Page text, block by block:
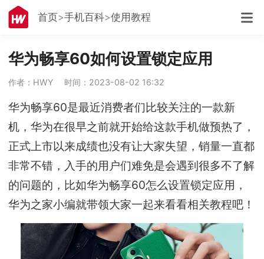
首页 手机百科 使用教程
华为畅享60如何设置锁定应用
作者：HWY 时间：2023-08-02 16:32
华为畅享60是最近消费者们比较关注的一款新
机，华为在很早之前就开始给这款手机做预热了，
正式上市以来成绩也没有让大家失望，销量一直都
非常不错，入手的用户们难免是会遇到很多不了解
的问题的，比如华为畅享60怎么设置锁定应用，
华为之家小编就带领大家一起来看看相关教程吧！